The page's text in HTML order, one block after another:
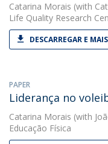
Catarina Morais (with
Life Quality Research
DESCARREGAR E
PAPER
Liderança no
Catarina Morais (with
Educação Física